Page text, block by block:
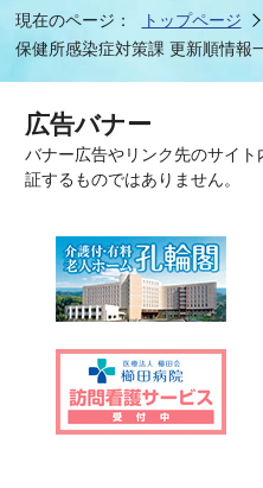
現在のページ： トップページ
保健所感染症対策課 更新順情報
広告バナー
バナー広告やリンク先のサイ
証するものではありません。